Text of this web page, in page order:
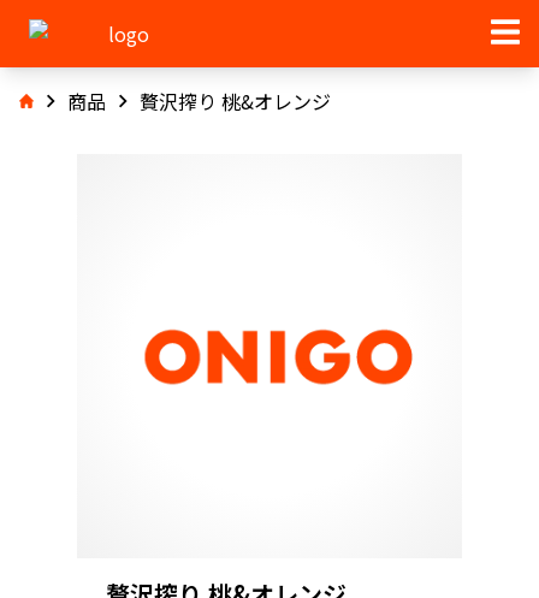
商品 贅沢搾り 桃&オレンジ